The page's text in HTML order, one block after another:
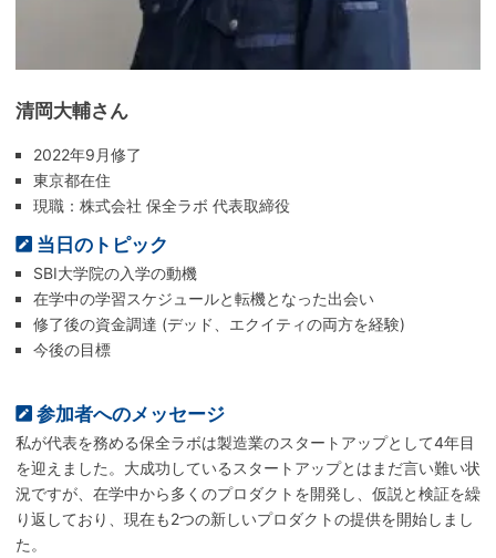
清岡大輔さん
2022年9月修了
東京都在住
現職：株式会社 保全ラボ 代表取締役
当日のトピック
SBI大学院の入学の動機
在学中の学習スケジュールと転機となった出会い
修了後の資金調達 (デッド、エクイティの両方を経験)
今後の目標
参加者へのメッセージ
私が代表を務める保全ラボは製造業のスタートアップとして4年目
を迎えました。大成功しているスタートアップとはまだ言い難い状
況ですが、在学中から多くのプロダクトを開発し、仮説と検証を繰
り返しており、現在も2つの新しいプロダクトの提供を開始しまし
た。